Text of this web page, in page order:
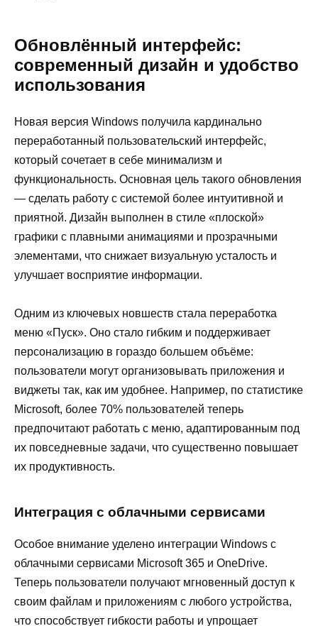
Обновлённый интерфейс:
современный дизайн и удобство
использования
Новая версия Windows получила кардинально
переработанный пользовательский интерфейс,
который сочетает в себе минимализм и
функциональность. Основная цель такого обновления
— сделать работу с системой более интуитивной и
приятной. Дизайн выполнен в стиле «плоской»
графики с плавными анимациями и прозрачными
элементами, что снижает визуальную усталость и
улучшает восприятие информации.
Одним из ключевых новшеств стала переработка
меню «Пуск». Оно стало гибким и поддерживает
персонализацию в гораздо большем объёме:
пользователи могут организовывать приложения и
виджеты так, как им удобнее. Например, по статистике
Microsoft, более 70% пользователей теперь
предпочитают работать с меню, адаптированным под
их повседневные задачи, что существенно повышает
их продуктивность.
Интеграция с облачными сервисами
Особое внимание уделено интеграции Windows с
облачными сервисами Microsoft 365 и OneDrive.
Теперь пользователи получают мгновенный доступ к
своим файлам и приложениям с любого устройства,
что способствует гибкости работы и упрощает